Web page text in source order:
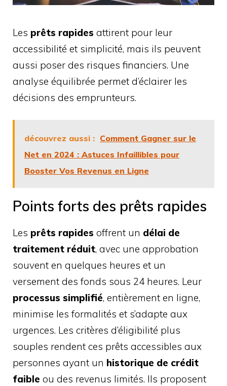
Les prêts rapides attirent pour leur
accessibilité et simplicité, mais ils peuvent
aussi poser des risques financiers. Une
analyse équilibrée permet d’éclairer les
décisions des emprunteurs.
découvrez aussi : Comment Gagner sur le
Net en 2024 : Astuces Infaillibles pour
Booster Vos Revenus en Ligne
Points forts des prêts rapides
Les prêts rapides offrent un délai de
traitement réduit, avec une approbation
souvent en quelques heures et un
versement des fonds sous 24 heures. Leur
processus simplifié, entièrement en ligne,
minimise les formalités et s’adapte aux
urgences. Les critères d’éligibilité plus
souples rendent ces prêts accessibles aux
personnes ayant un historique de crédit
faible ou des revenus limités. Ils proposent